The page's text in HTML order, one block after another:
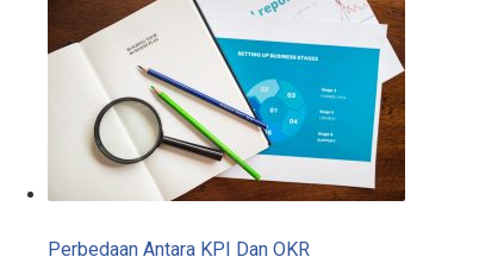
Perbedaan Antara KPI Dan OKR